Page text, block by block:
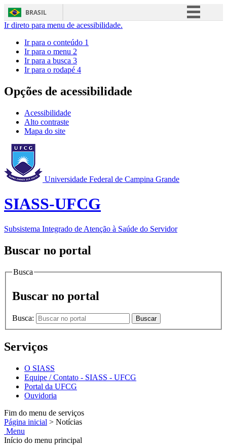
BRASIL
Ir direto para menu de acessibilidade.
Ir para o conteúdo 1
Ir para o menu 2
Ir para a busca 3
Ir para o rodapé 4
Opções de acessibilidade
Acessibilidade
Alto contraste
Mapa do site
Universidade Federal de Campina Grande
SIASS-UFCG
Subsistema Integrado de Atenção à Saúde do Servidor
Buscar no portal
Busca
Buscar no portal
Busca: Buscar
Serviços
O SIASS
Equipe / Contato - SIASS - UFCG
Portal da UFCG
Ouvidoria
Fim do menu de serviços
Página inicial > Notícias
Menu
Início do menu principal